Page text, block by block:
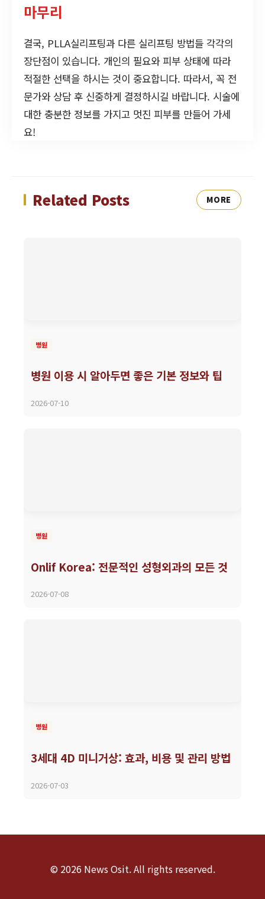
마무리
결국, PLLA실리프팅과 다른 실리프팅 방법들 각각의
장단점이 있습니다. 개인의 필요와 피부 상태에 따라
적절한 선택을 하시는 것이 중요합니다. 따라서, 꼭 전
문가와 상담 후 신중하게 결정하시길 바랍니다. 시술에
대한 충분한 정보를 가지고 멋진 피부를 만들어 가세
요!
Related Posts MORE
병원
병원 이용 시 알아두면 좋은 기본 정보와 팁
2026-07-10
병원
Onlif Korea: 전문적인 성형외과의 모든 것
2026-07-08
병원
3세대 4D 미니거상: 효과, 비용 및 관리 방법
2026-07-03
© 2026 News Osit. All rights reserved.